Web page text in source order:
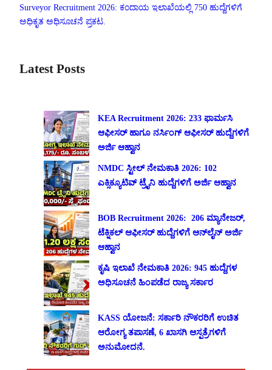
Surveyor Recruitment 2026: ಕಂದಾಯ ಇಲಾಖೆಯಲ್ಲಿ 750 ಹುದ್ದೆಗಳಿಗೆ
ಅಧಿಕೃತ ಅಧಿಸೂಚನೆ ಪ್ರಕಟ.
Latest Posts
KEA Recruitment 2026: 233 ಫಾರ್ಮಸಿ
ಆಫೀಸರ್ ಹಾಗೂ ನರ್ಸಿಂಗ್ ಆಫೀಸರ್ ಹುದ್ದೆಗಳಿಗೆ
ಅರ್ಜಿ ಆಹ್ವಾನ
NMDC ಸ್ಟೀಲ್ ನೇಮಕಾತಿ 2026: 102
ಎಕ್ಸಿಕ್ಯೂಟಿವ್ ಟ್ರೈನಿ ಹುದ್ದೆಗಳಿಗೆ ಅರ್ಜಿ ಆಹ್ವಾನ
BOB Recruitment 2026: 206 ಮ್ಯಾನೇಜರ್,
ಟೆಕ್ನಿಕಲ್ ಆಫೀಸರ್ ಹುದ್ದೆಗಳಿಗೆ ಆನ್‌ಲೈನ್ ಅರ್ಜಿ
ಆಹ್ವಾನ
ಕೃಷಿ ಇಲಾಖೆ ನೇಮಕಾತಿ 2026: 945 ಹುದ್ದೆಗಳ
ಅಧಿಸೂಚನೆ ಹಿಂಪಡೆದ ರಾಜ್ಯ ಸರ್ಕಾರ
KASS ಯೋಜನೆ: ಸರ್ಕಾರಿ ನೌಕರರಿಗೆ ಉಚಿತ
ಆರೋಗ್ಯ ತಪಾಸಣೆ, 6 ಖಾಸಗಿ ಆಸ್ಪತ್ರೆಗಳಿಗೆ
ಅನುಮೋದನೆ.